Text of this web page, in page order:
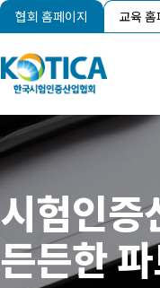
협회 홈페이지 교육 홈
시험인증
든든한